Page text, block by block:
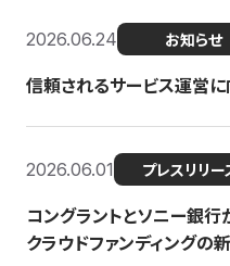
2026.06.24 お知らせ
信頼されるサービス運営
2026.06.01 プレスリリー
コングラントとソニー銀
クラウドファンディングの